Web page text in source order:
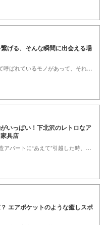
げる、そんな瞬間に出会える場
いっぱい！下北沢のレトロなア
具店
エアポケットのような癒しスポ